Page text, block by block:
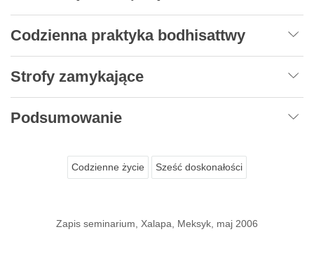
Codzienna praktyka bodhisattwy
Strofy zamykające
Podsumowanie
Codzienne życie Sześć doskonałości
Zapis seminarium, Xalapa, Meksyk, maj 2006